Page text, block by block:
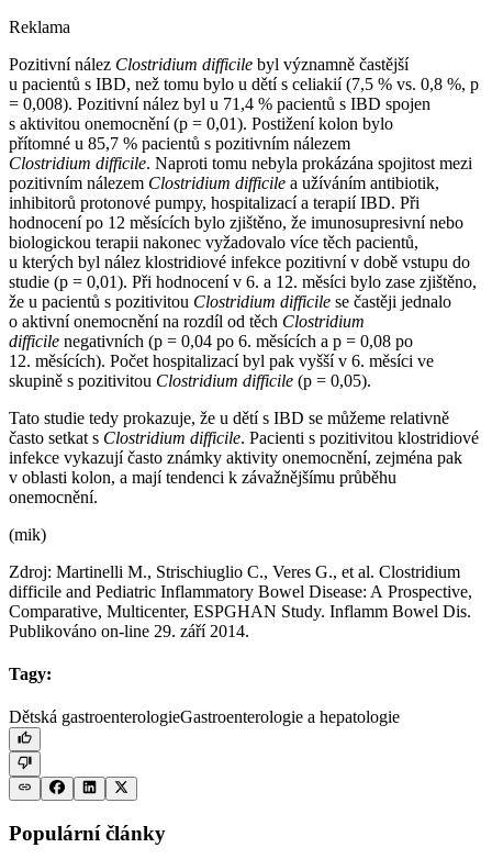
Reklama
Pozitivní nález Clostridium difficile byl významně častější
u pacientů s IBD, než tomu bylo u dětí s celiakií (7,5 % vs. 0,8 %, p
= 0,008). Pozitivní nález byl u 71,4 % pacientů s IBD spojen
s aktivitou onemocnění (p = 0,01). Postižení kolon bylo
přítomné u 85,7 % pacientů s pozitivním nálezem
Clostridium difficile. Naproti tomu nebyla prokázána spojitost mezi
pozitivním nálezem Clostridium difficile a užíváním antibiotik,
inhibitorů protonové pumpy, hospitalizací a terapií IBD. Při
hodnocení po 12 měsících bylo zjištěno, že imunosupresivní nebo
biologickou terapii nakonec vyžadovalo více těch pacientů,
u kterých byl nález klostridiové infekce pozitivní v době vstupu do
studie (p = 0,01). Při hodnocení v 6. a 12. měsíci bylo zase zjištěno,
že u pacientů s pozitivitou Clostridium difficile se častěji jednalo
o aktivní onemocnění na rozdíl od těch Clostridium
difficile negativních (p = 0,04 po 6. měsících a p = 0,08 po
12. měsících). Počet hospitalizací byl pak vyšší v 6. měsíci ve
skupině s pozitivitou Clostridium difficile (p = 0,05).
Tato studie tedy prokazuje, že u dětí s IBD se můžeme relativně
často setkat s Clostridium difficile. Pacienti s pozitivitou klostridiové
infekce vykazují často známky aktivity onemocnění, zejména pak
v oblasti kolon, a mají tendenci k závažnějšímu průběhu
onemocnění.
(mik)
Zdroj: Martinelli M., Strischiuglio C., Veres G., et al. Clostridium
difficile and Pediatric Inflammatory Bowel Disease: A Prospective,
Comparative, Multicenter, ESPGHAN Study. Inflamm Bowel Dis.
Publikováno on-line 29. září 2014.
Tagy:
Dětská gastroenterologieGastroenterologie a hepatologie
Populární články